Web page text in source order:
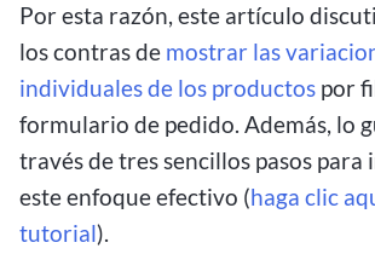
Por esta razón, este artículo
los contras de mostrar las
individuales de los productos por
formulario de pedido. Además, lo
través de tres sencillos pasos
este enfoque efectivo (haga clic
tutorial).